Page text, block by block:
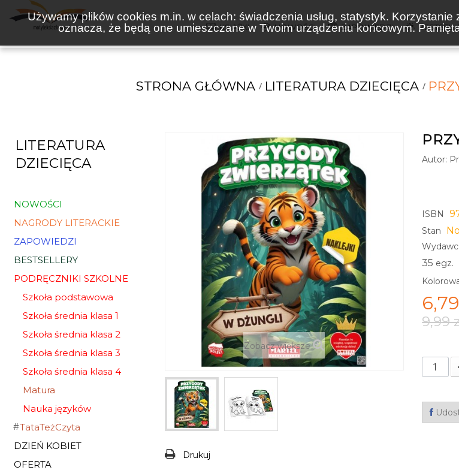
Używamy plików cookies m.in. w celach: świadczenia usług, statystyk.
oznacza, że będą one umieszczane w Twoim urządzeniu końcowym.
KSIĄŻKI NOWOŚCI ZAPOWIEDZI
STRONA GŁÓWNA LITERATURA DZIECIĘCA
LITERATURA
DZIECIĘCA
NOWOŚCI
NAGRODY LITERACKIE
ZAPOWIEDZI
BESTSELLERY
PODRĘCZNIKI SZKOLNE
Szkoła podstawowa
Szkoła średnia klasa 1
Szkoła średnia klasa 2
Szkoła średnia klasa 3
Szkoła średnia klasa 4
Matura
Nauka języków
TataTeżCzyta
DZIEŃ KOBIET
OFERTA
Zobacz większe
Drukuj
Autor:
ISBN
Stan
35 egz.
9,99